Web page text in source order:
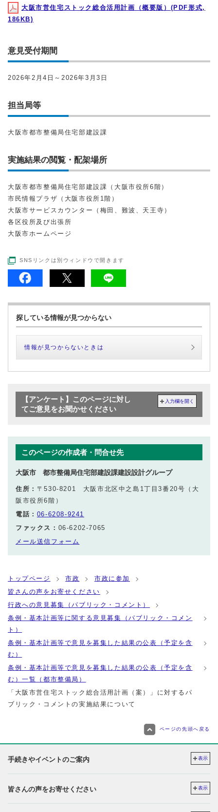
大阪市営住宅ストック総合活用計画（概要版）(PDF形式,
186KB)
意見受付期間
2026年2月4日～2026年3月3日
担当局等
大阪市都市整備局住宅部建設課
実施結果の閲覧・配架場所
大阪市都市整備局住宅部建設課（大阪市役所6階）
市民情報プラザ（大阪市役所1階）
大阪市サービスカウンター（梅田、難波、天王寺）
各区役所及び出張所
大阪市ホームページ
SNSリンクは別ウィンドウで開きます
探している情報が見つからない
情報が見つからないときは
【アンケート】このページに対し
てご意見をお聞かせください
入力欄を開く
このページの作成者・問合せ先
大阪市 都市整備局住宅部建設課建設設計グループ
住所： 〒530-8201 大阪市北区中之島1丁目3番20号（大
阪市役所6階）
電話： 06-6208-9241
ファックス： 06-6202-7065
メール送信フォーム
トップページ 市政
市政に参加
皆さんの声をお寄せください
行政への意見募集（パブリック・コメント）
条例・基本計画等に関する意見募集（パブリック・コメン
ト）
条例・基本計画等で意見を募集した結果の公表（予定を含
む）
条例・基本計画等で意見を募集した結果の公表（予定を含
む）一覧（都市整備局）
「大阪市営住宅ストック総合活用計画（案）」に対するパ
ブリック・コメントの実施結果について
ページの先頭へ戻る
手続きやイベントのご案内 表示
皆さんの声をお寄せください 表示